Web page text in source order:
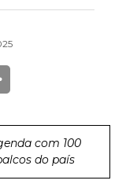
com 100
do país